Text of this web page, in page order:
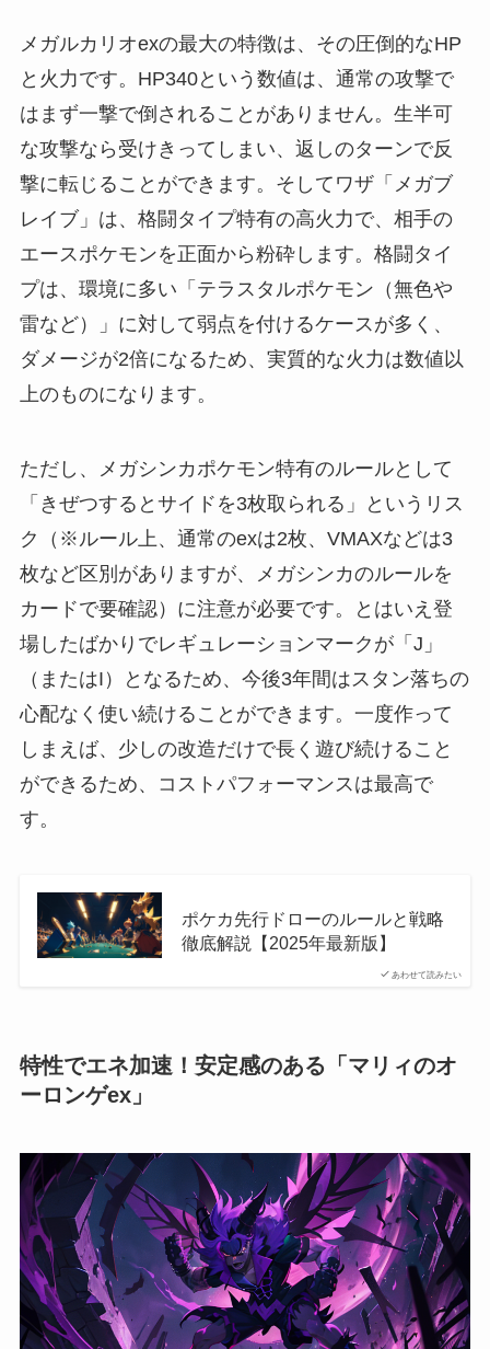
メガルカリオexの最大の特徴は、その圧倒的なHP
と火力です。HP340という数値は、通常の攻撃で
はまず一撃で倒されることがありません。生半可
な攻撃なら受けきってしまい、返しのターンで反
撃に転じることができます。そしてワザ「メガブ
レイブ」は、格闘タイプ特有の高火力で、相手の
エースポケモンを正面から粉砕します。格闘タイ
プは、環境に多い「テラスタルポケモン（無色や
雷など）」に対して弱点を付けるケースが多く、
ダメージが2倍になるため、実質的な火力は数値以
上のものになります。
ただし、メガシンカポケモン特有のルールとして
「きぜつするとサイドを3枚取られる」というリス
ク（※ルール上、通常のexは2枚、VMAXなどは3
枚など区別がありますが、メガシンカのルールを
カードで要確認）に注意が必要です。とはいえ登
場したばかりでレギュレーションマークが「J」
（またはI）となるため、今後3年間はスタン落ちの
心配なく使い続けることができます。一度作って
しまえば、少しの改造だけで長く遊び続けること
ができるため、コストパフォーマンスは最高で
す。
あわせて読みたい
ポケカ先行ドローのルールと戦略
徹底解説【2025年最新版】
特性でエネ加速！安定感のある「マリィのオ
ーロンゲex」